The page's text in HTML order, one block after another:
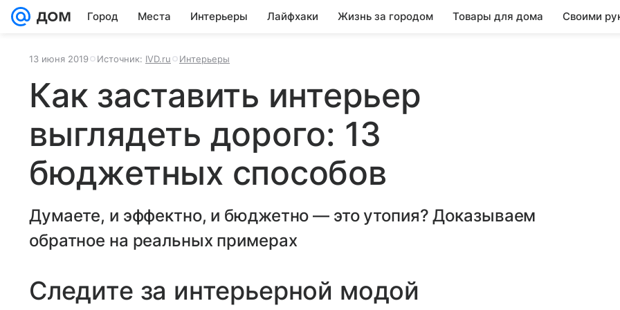
Город Места Интерьеры Лайфхаки Жизнь за городом Товары для дома Своими
13 июня 2019 Источник: IVD.ru Интерьеры
Как заставить интерьер
выглядеть дорого: 13
бюджетных способов
Думаете, и эффектно, и бюджетно — это утопия? Доказываем
обратное на реальных примерах
Следите за интерьерной модой